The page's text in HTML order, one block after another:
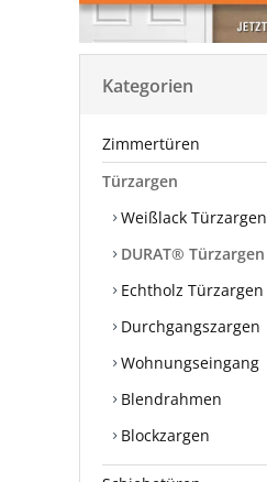
Kategorien
Zimmertüren
Türzargen
Weißlack Türzargen
DURAT® Türzargen
Echtholz Türzargen
Durchgangszargen
Wohnungseingang
Blendrahmen
Blockzargen